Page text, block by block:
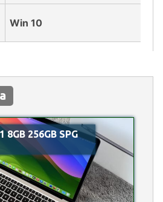
Win 10
256GB SPG